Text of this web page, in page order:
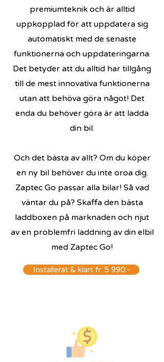
premiumteknik och är alltid
uppkopplad för att uppdatera sig
automatiskt med de senaste
funktionerna och uppdateringarna.
Det betyder att du alltid har tillgång
till de mest innovativa funktionerna
utan att behöva göra något! Det
enda du behöver göra är att ladda
din bil.
Och det bästa av allt? Om du köper
en ny bil behöver du inte oroa dig.
Zaptec Go passar alla bilar! Så vad
väntar du på? Skaffa den bästa
laddboxen på marknaden och njut
av en problemfri laddning av din elbil
med Zaptec Go!
Installerat & klart fr. 5 990:-